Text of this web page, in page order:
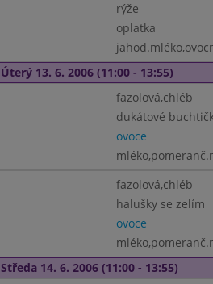
rýže
oplatka
Úterý 13. 6. 2006 (11:00 - 13:55)
fazolová,chléb
dukátové
ovoce
fazolová,chléb
halušky se zelím
ovoce
Středa 14. 6. 2006 (11:00 - 13:55)